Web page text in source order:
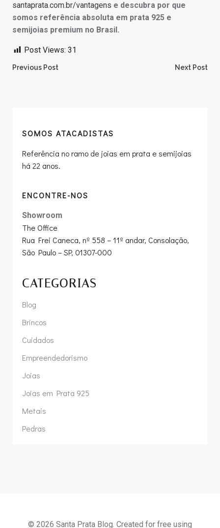
santaprata.com.br/vantagens e descubra por que
somos referência absoluta em prata 925 e
semijoias premium no Brasil.
Post Views: 31
Post
Previous Post Next Post
SOMOS ATACADISTAS
Referência no ramo de joias em prata e semijoias
há 22 anos.
ENCONTRE-NOS
Showroom
The Office
Rua Frei Caneca, nº 558 – 11º andar, Consolação,
São Paulo – SP, 01307-000
CATEGORIAS
Blog
Brincos
Cuidados
Empreendedorismo
Joias
Joias em Prata 925
Metais
Pedras
© 2026 Santa Prata Blog. Created for free using